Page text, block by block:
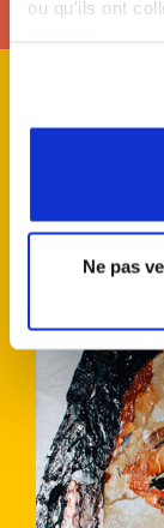
ou qu'ils ont
Ne pas
Poorani